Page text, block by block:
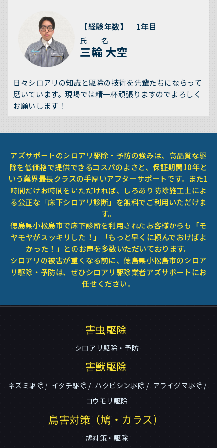
【経験年数】 1年目
氏 名
三輪 大空
日々シロアリの知識と駆除の技術を先輩たちにならって
磨いています。現場では精一杯頑張りますのでよろしく
お願いします！
アズサポートのシロアリ駆除・予防の強みは、高品質な駆
除を低価格で提供できるコスパのよさと、保証期間10年と
いう業界最長クラスの手厚いアフターサポートです。また1
時間だけお時間をいただければ、しろあり防除施工士によ
る公正な「床下シロアリ診断」を無料でご利用いただけま
す。
徳島県小松島市で床下診断を利用されたお客様からも「モ
ヤモヤがスッキリした！」「もっと早くに頼んでおけばよ
かった！」とのお声を多数いただいております。
シロアリの被害が重くなる前に、徳島県小松島市のシロア
リ駆除・予防は、ぜひシロアリ駆除業者アズサポートにお
任せください。
害虫駆除
シロアリ駆除・予防
害獣駆除
ネズミ駆除 イタチ駆除 ハクビシン駆除
アライグマ駆除
コウモリ駆除
鳥害対策（鳩・カラス）
鳩対策・駆除